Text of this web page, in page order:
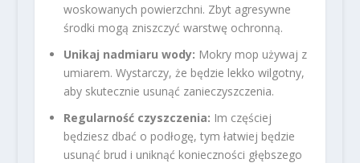
woskowanych powierzchni. Zbyt agresywne
środki mogą zniszczyć warstwę ochronną.
Unikaj nadmiaru wody: Mokry mop używaj z
umiarem. Wystarczy, że będzie lekko wilgotny,
aby skutecznie usunąć zanieczyszczenia.
Regularność czyszczenia: Im częściej
będziesz dbać o podłogę, tym łatwiej będzie
usunąć brud i uniknąć konieczności głębszego